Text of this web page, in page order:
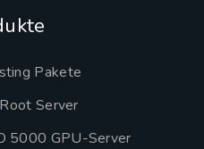
Pakete
Server
5000 GPU-Server